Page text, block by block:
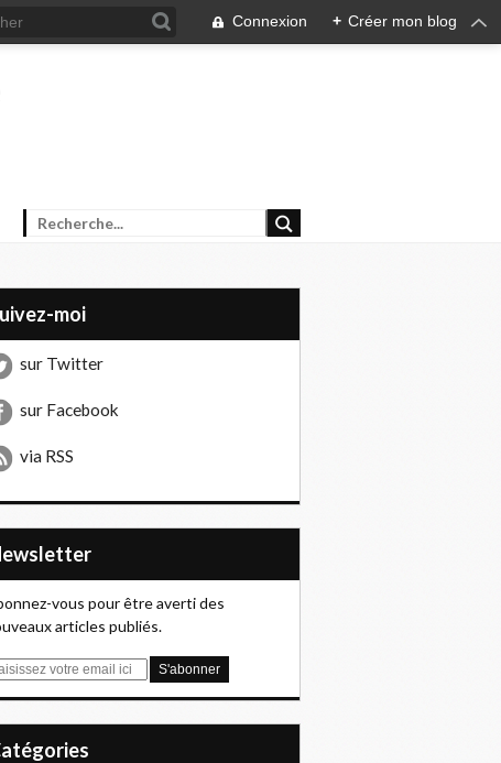
Connexion + Créer mon blog
Suivez-moi
sur Twitter
sur Facebook
via RSS
Newsletter
vous pour être averti des
articles publiés.
Catégories